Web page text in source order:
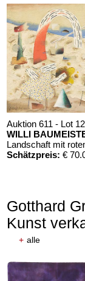
Auktion 611 - Lot
WILLI
Schätzpreis: €
Gotthard
Kunst
+ alle